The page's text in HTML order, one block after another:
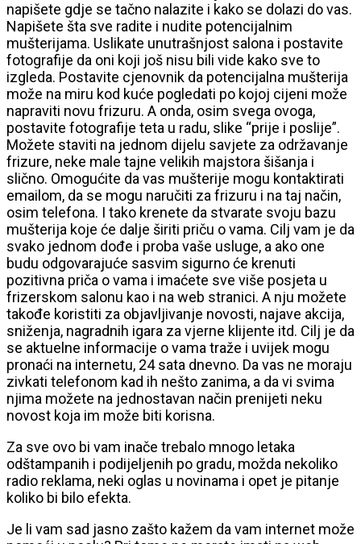
napišete gdje se tačno nalazite i kako se dolazi do vas.
Napišete šta sve radite i nudite potencijalnim
mušterijama. Uslikate unutrašnjost salona i postavite
fotografije da oni koji još nisu bili vide kako sve to
izgleda. Postavite cjenovnik da potencijalna mušterija
može na miru kod kuće pogledati po kojoj cijeni može
napraviti novu frizuru. A onda, osim svega ovoga,
postavite fotografije teta u radu, slike “prije i poslije”.
Možete staviti na jednom dijelu savjete za održavanje
frizure, neke male tajne velikih majstora šišanja i
slično. Omogućite da vas mušterije mogu kontaktirati
emailom, da se mogu naručiti za frizuru i na taj način,
osim telefona. I tako krenete da stvarate svoju bazu
mušterija koje će dalje širiti priču o vama. Cilj vam je da
svako jednom dođe i proba vaše usluge, a ako one
budu odgovarajuće sasvim sigurno će krenuti
pozitivna priča o vama i imaćete sve više posjeta u
frizerskom salonu kao i na web stranici. A nju možete
takođe koristiti za objavljivanje novosti, najave akcija,
sniženja, nagradnih igara za vjerne klijente itd. Cilj je da
se aktuelne informacije o vama traže i uvijek mogu
pronaći na internetu, 24 sata dnevno. Da vas ne moraju
zivkati telefonom kad ih nešto zanima, a da vi svima
njima možete na jednostavan način prenijeti neku
novost koja im može biti korisna.
Za sve ovo bi vam inače trebalo mnogo letaka
odštampanih i podijeljenih po gradu, možda nekoliko
radio reklama, neki oglas u novinama i opet je pitanje
koliko bi bilo efekta.
Je li vam sad jasno zašto kažem da vam internet može